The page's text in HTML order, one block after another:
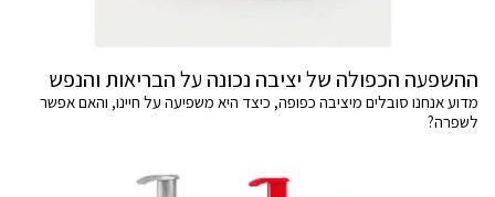
ההשפעה הכפולה של יציבה נכונה על הבריאות והנפש
מדוע אנחנו סובלים מיציבה כפופה, כיצד היא משפיעה על חיינו, והאם אפשר
לשפרה?